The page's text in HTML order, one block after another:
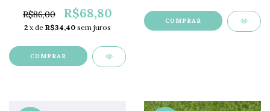
R$86,00
R$68,80
2 x de R$34,40 sem juros
COMPRAR
COMPRAR